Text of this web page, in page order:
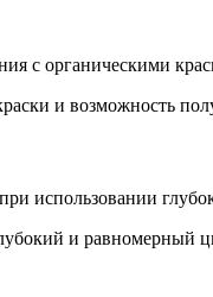
с органическими
и возможность
использовании
и равномерный